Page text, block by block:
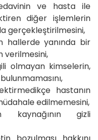
ve hasta ile
diğer işlemlerin
gerçekleştirilmesini,
hallerde yanında bir
verilmesini,
olmayan kimselerin,
hastanın
edilmemesini,
kaynağının gizli